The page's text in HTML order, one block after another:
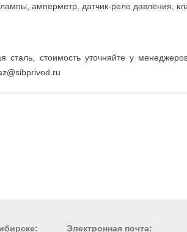
амперметр, датчик-реле давления,
сталь, стоимость уточняйте у
Электронная почта: